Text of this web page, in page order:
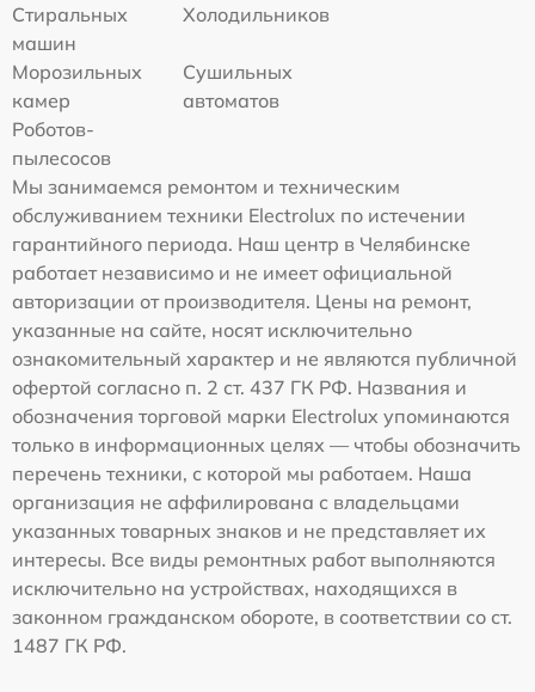
Стиральных
машин
Холодильников
Морозильных
камер
Сушильных
автоматов
Роботов-
пылесосов
Мы занимаемся ремонтом и техническим
обслуживанием техники Electrolux по истечении
гарантийного периода. Наш центр в Челябинске
работает независимо и не имеет официальной
авторизации от производителя. Цены на ремонт,
указанные на сайте, носят исключительно
ознакомительный характер и не являются публичной
офертой согласно п. 2 ст. 437 ГК РФ. Названия и
обозначения торговой марки Electrolux упоминаются
только в информационных целях — чтобы обозначить
перечень техники, с которой мы работаем. Наша
организация не аффилирована с владельцами
указанных товарных знаков и не представляет их
интересы. Все виды ремонтных работ выполняются
исключительно на устройствах, находящихся в
законном гражданском обороте, в соответствии со ст.
1487 ГК РФ.